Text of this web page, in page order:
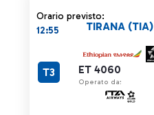
Orario previsto:
12:55
ET 4060
Operato da:
TIRANA (TIA)
T3